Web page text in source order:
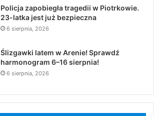
Policja zapobiegła tragedii w Piotrkowie.
23-latka jest już bezpieczna
6 sierpnia, 2026
Ślizgawki latem w Arenie! Sprawdź
harmonogram 6–16 sierpnia!
6 sierpnia, 2026